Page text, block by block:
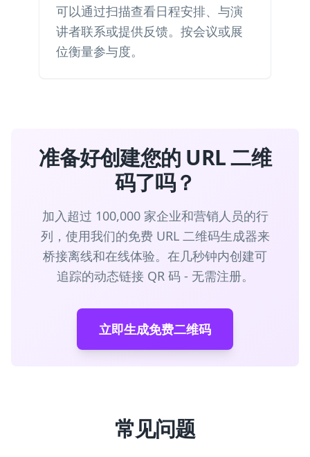
可以通过扫描查看日程安排、与演
讲者联系或提供反馈。按会议或展
位衡量参与度。
准备好创建您的 URL 二维
码了吗？
加入超过 100,000 家企业和营销人员的行
列，使用我们的免费 URL 二维码生成器来
桥接离线和在线体验。在几秒钟内创建可
追踪的动态链接 QR 码 - 无需注册。
立即生成免费二维码
常见问题